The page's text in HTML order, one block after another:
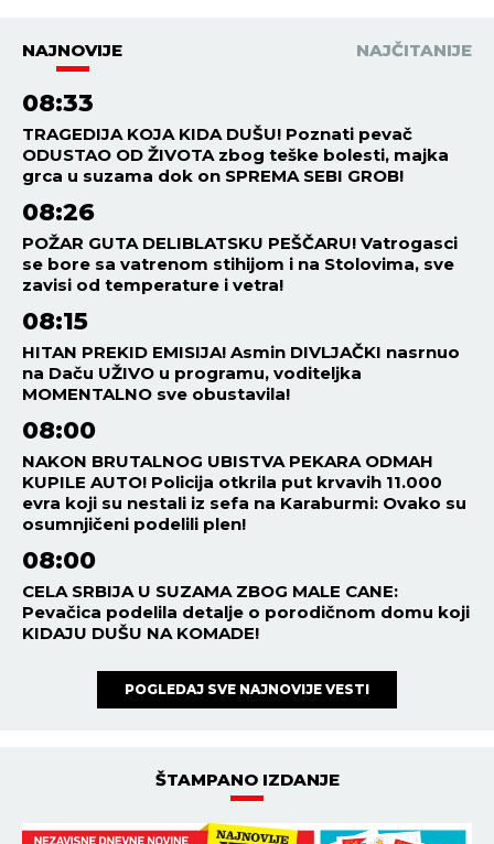
NAJNOVIJE NAJČITANIJE
08:33
TRAGEDIJA KOJA KIDA DUŠU! Poznati pevač
ODUSTAO OD ŽIVOTA zbog teške bolesti, majka
grca u suzama dok on SPREMA SEBI GROB!
08:26
POŽAR GUTA DELIBLATSKU PEŠČARU! Vatrogasci
se bore sa vatrenom stihijom i na Stolovima, sve
zavisi od temperature i vetra!
08:15
HITAN PREKID EMISIJA! Asmin DIVLJAČKI nasrnuo
na Daču UŽIVO u programu, voditeljka
MOMENTALNO sve obustavila!
08:00
NAKON BRUTALNOG UBISTVA PEKARA ODMAH
KUPILE AUTO! Policija otkrila put krvavih 11.000
evra koji su nestali iz sefa na Karaburmi: Ovako su
osumnjičeni podelili plen!
08:00
CELA SRBIJA U SUZAMA ZBOG MALE CANE:
Pevačica podelila detalje o porodičnom domu koji
KIDAJU DUŠU NA KOMADE!
POGLEDAJ SVE NAJNOVIJE VESTI
ŠTAMPANO IZDANJE